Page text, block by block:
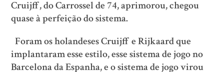
Cruijff, do Carrossel de 74, aprimorou, chegou
quase à perfeição do sistema.
Foram os holandeses Cruijff e Rijkaard que
implantaram esse estilo, esse sistema de jogo no
Barcelona da Espanha, e o sistema de jogo virou